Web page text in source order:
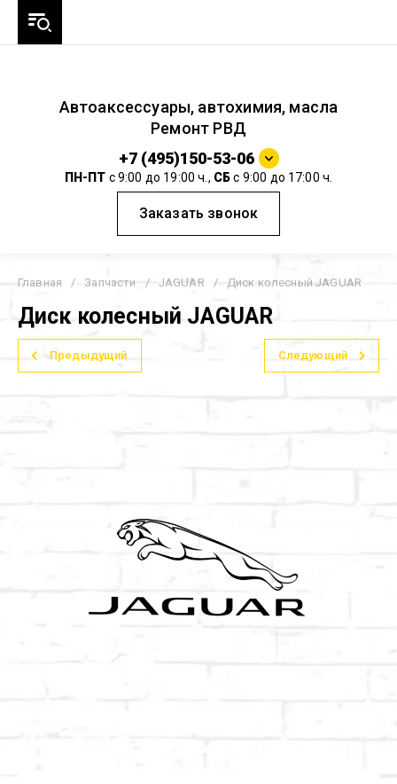
Автоаксессуары, автохимия, масла
Ремонт РВД
+7 (495)150-53-06
ПН-ПТ с 9:00 до 19:00 ч., СБс 9:00 до 17:00 ч.
Заказать звонок
Главная / Запчасти / JAGUAR / Диск колесный JAGUAR
Диск колесный JAGUAR
Предыдущий Следующий